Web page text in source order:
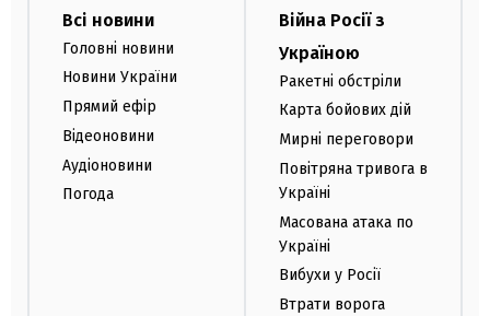
Всі новини
Головні новини
Новини України
Прямий ефір
Відеоновини
Аудіоновини
Погода
Війна Росії з
Україною
Ракетні обстріли
Карта бойових дій
Мирні переговори
Повітряна тривога в
Україні
Масована атака по
Україні
Вибухи у Росії
Втрати ворога